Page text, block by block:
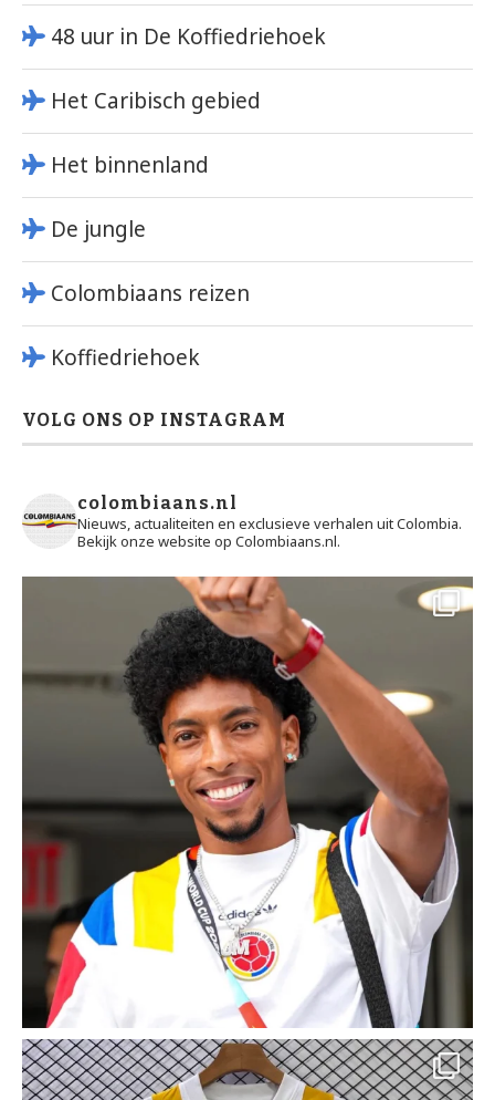
48 uur in De Koffiedriehoek
Het Caribisch gebied
Het binnenland
De jungle
Colombiaans reizen
Koffiedriehoek
VOLG ONS OP INSTAGRAM
colombiaans.nl
Nieuws, actualiteiten en exclusieve verhalen uit Colombia.
Bekijk onze website op Colombiaans.nl.